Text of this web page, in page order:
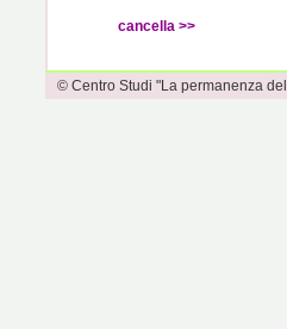
© Centro Studi "La permanenza